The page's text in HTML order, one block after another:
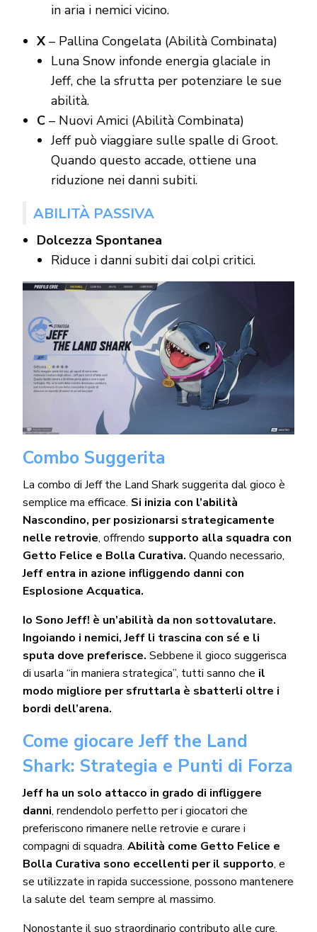
in aria i nemici vicino.
X– Pallina Congelata (Abilità Combinata)
Luna Snow infonde energia glaciale in
Jeff, che la sfrutta per potenziare le sue
abilità.
C– Nuovi Amici (Abilità Combinata)
Jeff può viaggiare sulle spalle di Groot.
Quando questo accade, ottiene una
riduzione nei danni subiti.
ABILITÀ PASSIVA
Dolcezza Spontanea
Riduce i danni subiti dai colpi critici.
Combo Suggerita
La combo di Jeff the Land Shark suggerita dal gioco è
semplice ma efficace. Si inizia con l’abilità
Nascondino, per posizionarsi strategicamente
nelle retrovie, offrendo supporto alla squadra con
Getto Felice e Bolla Curativa. Quando necessario,
Jeff entra in azione infliggendo danni con
Esplosione Acquatica.
Io Sono Jeff! è un’abilità da non sottovalutare.
Ingoiando i nemici, Jeff li trascina con sé e li
sputa dove preferisce. Sebbene il gioco suggerisca
di usarla “in maniera strategica”, tutti sanno che il
modo migliore per sfruttarla è sbatterli oltre i
bordi dell’arena.
Come giocare Jeff the Land
Shark: Strategia e Punti di Forza
Jeff ha un solo attacco in grado di infliggere
danni, rendendolo perfetto per i giocatori che
preferiscono rimanere nelle retrovie e curare i
compagni di squadra.Abilità come Getto Felice e
Bolla Curativa sono eccellenti per il supporto, e
se utilizzate in rapida successione, possono mantenere
la salute del team sempre al massimo.
Nonostante il suo straordinario contributo alle cure,